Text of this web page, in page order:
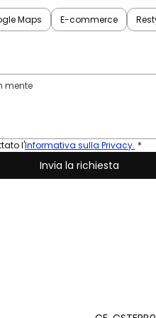
Maps E-commerce
l'Informativa sulla Privacy. *
Invia la richiesta